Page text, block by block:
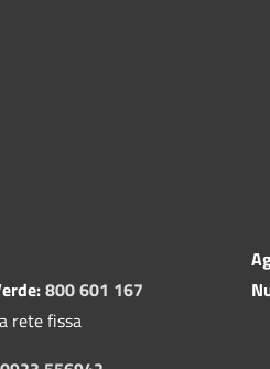
800 601 167
rete fissa